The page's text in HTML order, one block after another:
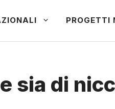
PROGETTI
sia di